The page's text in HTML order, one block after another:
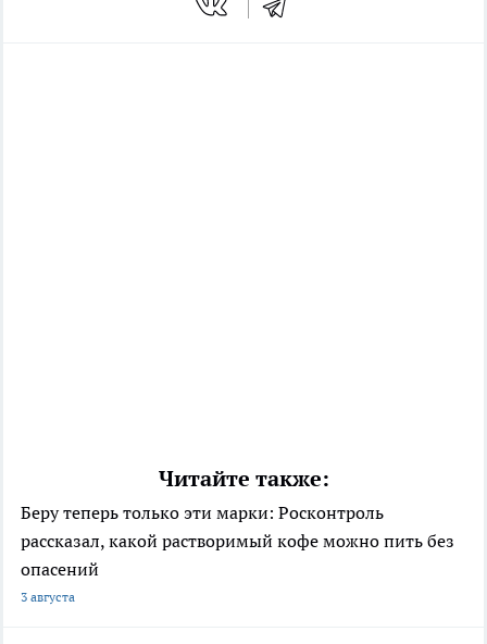
Читайте также:
Беру теперь только эти марки: Росконтроль
рассказал, какой растворимый кофе можно пить без
опасений
3 августа